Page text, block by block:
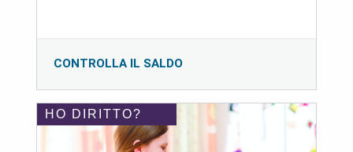
CONTROLLA IL SALDO
HO DIRITTO?